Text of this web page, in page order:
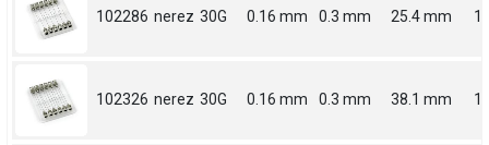
102286 nerez 30G 0.16 mm 0.3 mm 25.4 mm 1
102326 nerez 30G 0.16 mm 0.3 mm 38.1 mm